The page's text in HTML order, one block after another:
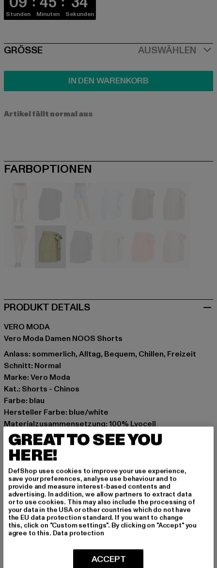
Stunden Minuten Sekunden
SIZE
GRÖSSE AUSWÄHLEN
IN DEN WARENKORB
Artikel fällt normal aus
FARBOPTIONEN
schwarz
PRODUKT DETAILS
VERO MODA
Vero Moda Damen NOOS Shorts
Anlass: sommerlich, Alltag, Bequem, Chillen, Freizeit
Schnitt: Normal
Marke: Vero Moda
Kat.: Shorts - Chinos
Farbe: blau
Hersteller Farbe: blue/white
Materialzusammensetzung: 100% Lyocell
Art.Nr: 10209543-03326
Hersteller: Bestseller Textilhandels GmbH |
info@bestseller.com
Schöneberger Straße 15 | 10963 Berlin | DE
GRÖSSE & PASSFORM
LIEFERUNG & RÜCKGABE
GREAT TO SEE YOU
HERE!
DefShop uses cookies to improve your use experience,
save your preferences, analyse use behaviour and to
provide and measure interest-based contents and
advertising. In addition, we allow partners to extract data
or to use cookies. This may also include the processing of
your data in the USA or other countries which do not have
the EU data protection standard. If you want to change
this, click on "Custom settings". By clicking on "Accept" you
agree to this. Data protection
ACCEPT